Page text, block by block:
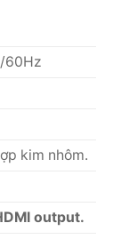
60Hz
kim nhôm.
output.